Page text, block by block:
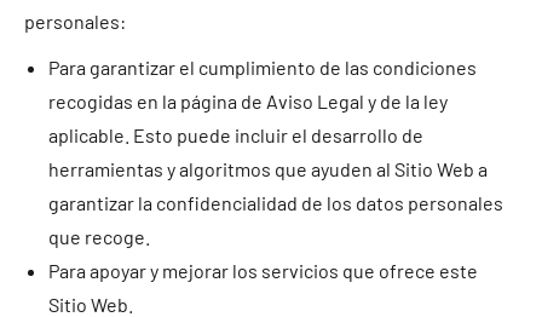
personales:
Para garantizar el cumplimiento de las condiciones
recogidas en la página de Aviso Legal y de la ley
aplicable. Esto puede incluir el desarrollo de
herramientas y algoritmos que ayuden al Sitio Web a
garantizar la confidencialidad de los datos personales
que recoge.
Para apoyar y mejorar los servicios que ofrece este
Sitio Web.